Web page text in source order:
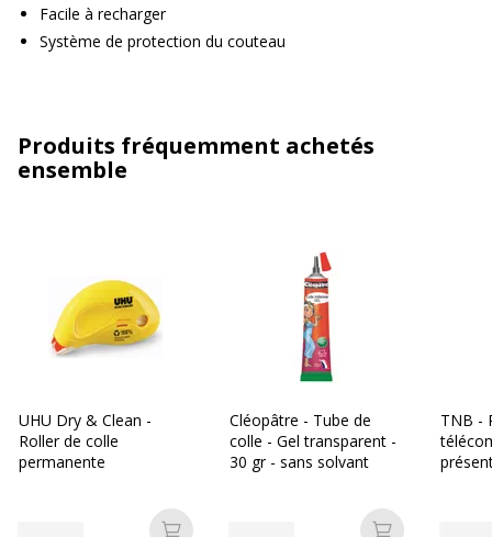
Facile à recharger
Système de protection du couteau
Produits fréquemment achetés
ensemble
UHU Dry & Clean -
Roller de colle
permanente
Cléopâtre - Tube de
colle - Gel transparent -
30 gr - sans solvant
TNB -